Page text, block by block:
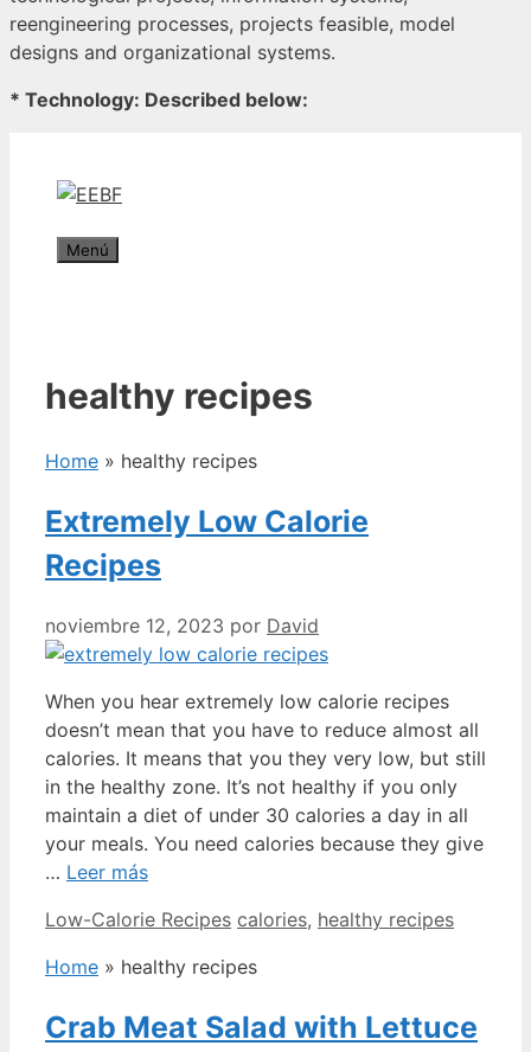
reengineering processes, projects feasible, model
designs and organizational systems.
* Technology: Described below:
contenido
Menú
healthy recipes
Home » healthy recipes
Extremely Low Calorie
Recipes
noviembre 12, 2023 por David
When you hear extremely low calorie recipes
doesn’t mean that you have to reduce almost all
calories. It means that you they very low, but still
in the healthy zone. It’s not healthy if you only
maintain a diet of under 30 calories a day in all
your meals. You need calories because they give
… Leer más
Categorías
Low-Calorie Recipes Etiquetas
calories, healthy recipes
Home » healthy recipes
Crab Meat Salad with Lettuce